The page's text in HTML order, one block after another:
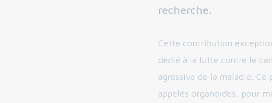
recherche.
Cette contribution
dédié à la lutte contre le
agressive de la maladie. Ce
appelés organoïdes, pour